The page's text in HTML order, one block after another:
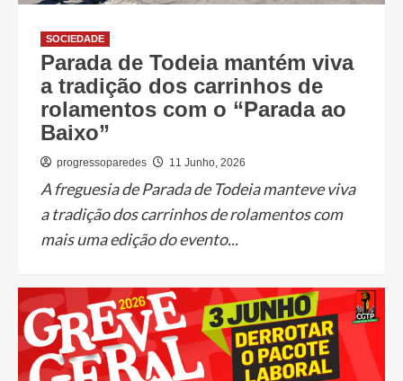
SOCIEDADE
Parada de Todeia mantém viva
a tradição dos carrinhos de
rolamentos com o “Parada ao
Baixo”
progressoparedes 11 Junho, 2026
A freguesia de Parada de Todeia manteve viva
a tradição dos carrinhos de rolamentos com
mais uma edição do evento...